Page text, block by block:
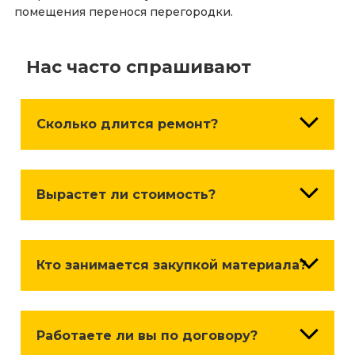
помещения перенося перегородки.
Нас часто спрашивают
Сколько длится ремонт?
Сроки зависят от объема и сложности работ,
поставок чернового и чистового материала (в
случае, если они куплены «под заказ».)
Вырастет ли стоимость?
Стоимость работ НЕ может измениться без
вашего согласия. В таких случаях составляется
доп. соглашение с новым объемом работ.
Кто занимается закупкой материала?
Закупку, приём и доставку материалов мы
готовы взять на себя.
Работаете ли вы по договору?